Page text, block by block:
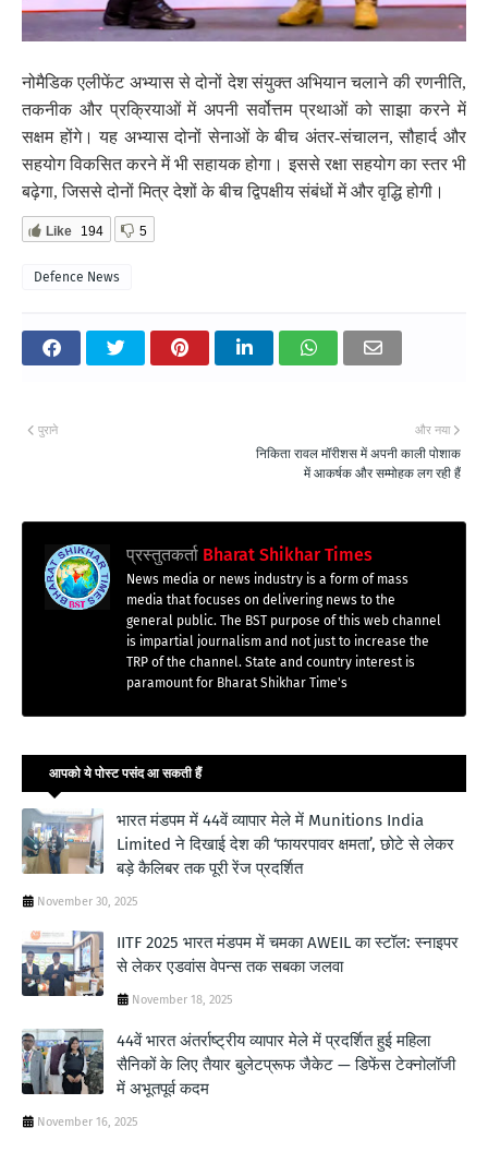
नोमैडिक एलीफेंट अभ्यास से दोनों देश संयुक्त अभियान चलाने की रणनीति,
तकनीक और प्रक्रियाओं में अपनी सर्वोत्तम प्रथाओं को साझा करने में
सक्षम होंगे। यह अभ्यास दोनों सेनाओं के बीच अंतर-संचालन, सौहार्द और
सहयोग विकसित करने में भी सहायक होगा। इससे रक्षा सहयोग का स्तर भी
बढ़ेगा, जिससे दोनों मित्र देशों के बीच द्विपक्षीय संबंधों में और वृद्धि होगी।
Like 194 5
Defence News
और नया
निकिता रावल मॉरीशस में अपनी काली पोशाक
में आकर्षक और सम्मोहक लग रही हैं
पुराने
प्रस्तुतकर्ता Bharat Shikhar Times
News media or news industry is a form of mass
media that focuses on delivering news to the
general public. The BST purpose of this web channel
is impartial journalism and not just to increase the
TRP of the channel. State and country interest is
paramount for Bharat Shikhar Time's
आपको ये पोस्ट पसंद आ सकती हैं
भारत मंडपम में 44वें व्यापार मेले में Munitions India
Limited ने दिखाई देश की ‘फायरपावर क्षमता’, छोटे से लेकर
बड़े कैलिबर तक पूरी रेंज प्रदर्शित
November 30, 2025
IITF 2025 भारत मंडपम में चमका AWEIL का स्टॉल: स्नाइपर
से लेकर एडवांस वेपन्स तक सबका जलवा
November 18, 2025
44वें भारत अंतर्राष्ट्रीय व्यापार मेले में प्रदर्शित हुई महिला
सैनिकों के लिए तैयार बुलेटप्रूफ जैकेट — डिफेंस टेक्नोलॉजी
में अभूतपूर्व कदम
November 16, 2025